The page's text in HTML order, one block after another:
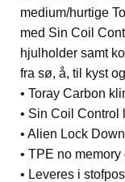
medium/hurtige
med Sin Coil
hjulholder samt
fra sø, å, til kyst
• Toray Carbon
• Sin Coil Control
• Alien Lock
• TPE no memory
• Leveres i